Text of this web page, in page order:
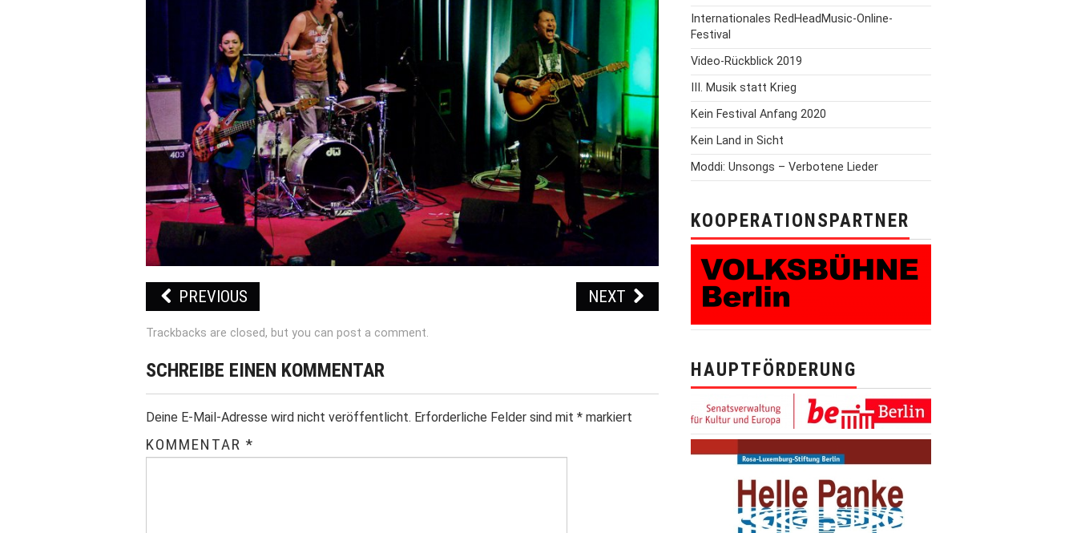
PREVIOUS NEXT
Trackbacks are closed, but you can post a comment.
SCHREIBE EINEN KOMMENTAR
Deine E-Mail-Adresse wird nicht veröffentlicht. Erforderliche Felder sind mit * markiert
KOMMENTAR *
Internationales RedHeadMusic-Online-
Festival
Video-Rückblick 2019
III. Musik statt Krieg
Kein Festival Anfang 2020
Kein Land in Sicht
Moddi: Unsongs – Verbotene Lieder
KOOPERATIONSPARTNER
HAUPTFÖRDERUNG